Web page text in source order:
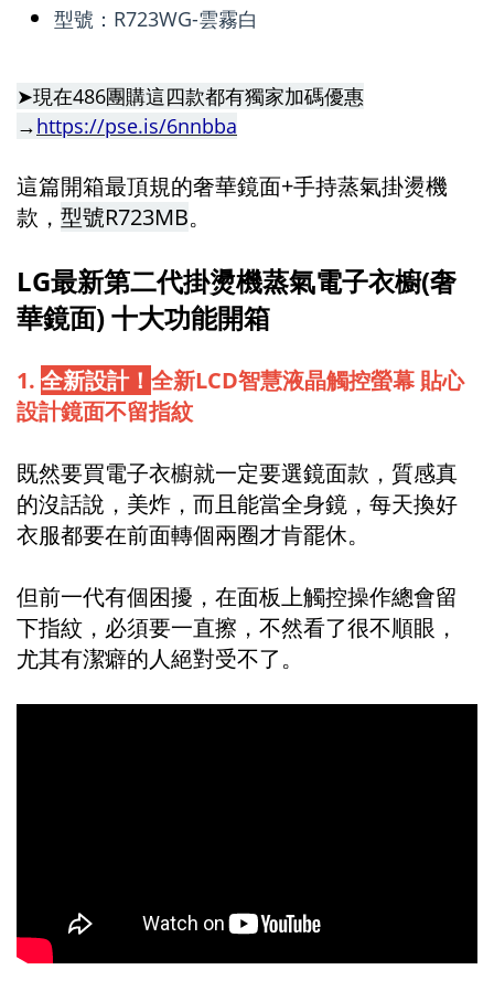
型號：R723WG-雲霧白
➤現在486團購這四款都有獨家加碼優惠
→https://pse.is/6nnbba
這篇開箱最頂規的奢華鏡面+手持蒸氣掛燙機
款， 型號R723MB。
LG最新第二代掛燙機蒸氣電子衣櫥(奢
華鏡面) 十大功能開箱
1. 全新設計！ 全新LCD智慧液晶觸控螢幕 貼心
設計鏡面不留指紋
既然要買電子衣櫥就一定要選鏡面款，質感真
的沒話說，美炸，而且能當全身鏡，每天換好
衣服都要在前面轉個兩圈才肯罷休。
但前一代有個困擾，在面板上觸控操作總會留
下指紋，必須要一直擦，不然看了很不順眼，
尤其有潔癖的人絕對受不了。